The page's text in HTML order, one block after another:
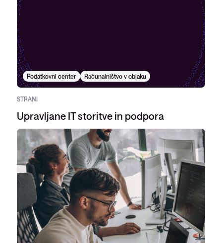
Podatkovni center Računalništvo v oblaku
STRANI
Upravljane IT storitve in podpora